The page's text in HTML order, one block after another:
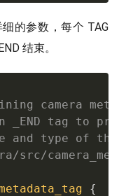
的参数，每个 TAG
结束。
camera
tag to
and type of
src/
{